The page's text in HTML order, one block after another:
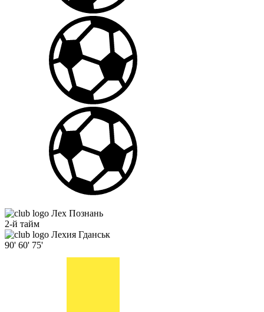
Лех Познань
2-й тайм
Лехия Гданськ
90' 60' 75'